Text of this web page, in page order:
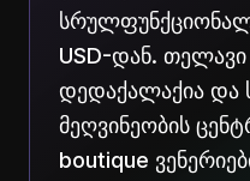
USD-დან. თელავი
დედაქალაქია და
მეღვინეობის
boutique